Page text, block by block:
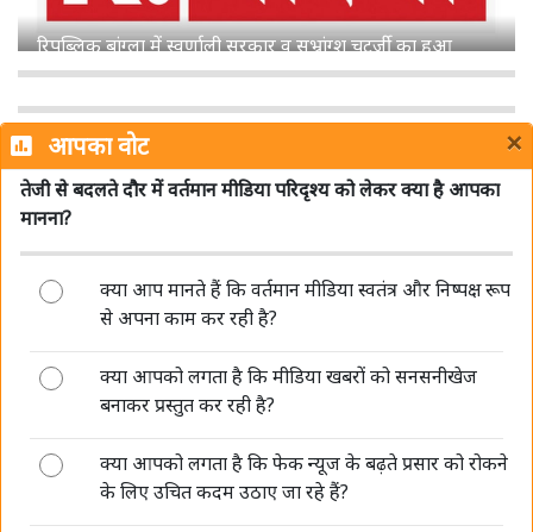
शेमारू को मिला MIB का ग्रीन सिग्नल, जल्द लॉन्च होगा नया हिंदी
चैनल 'Mango TV'
डीपफेक पर सरकार की सख्ती जारी, संसद में बताया- अब 3 घंटे में
हटाना होगा गैरकानूनी कंटेंट
आपका वोट ×
तेजी से बदलते दौर में वर्तमान मीडिया परिदृश्य को लेकर क्या है आपका
मानना?
क्या आप मानते हैं कि वर्तमान मीडिया स्वतंत्र और निष्पक्ष रूप
से अपना काम कर रही है?
क्या आपको लगता है कि मीडिया खबरों को सनसनीखेज
बनाकर प्रस्तुत कर रही है?
क्या आपको लगता है कि फेक न्यूज के बढ़ते प्रसार को रोकने
के लिए उचित कदम उठाए जा रहे हैं?